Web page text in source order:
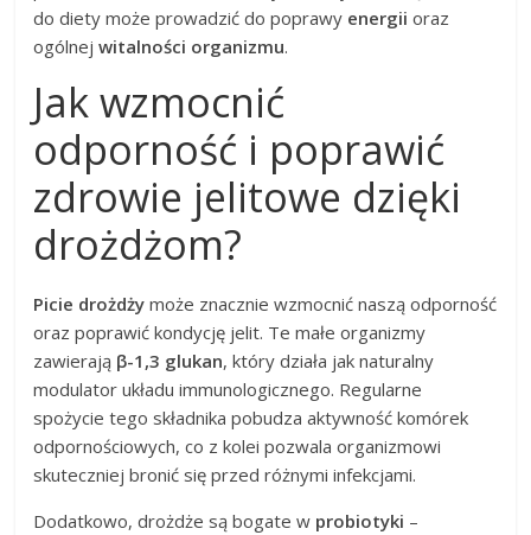
do diety może prowadzić do poprawy energii oraz
ogólnejwitalności organizmu.
Jak wzmocnić
odporność i poprawić
zdrowie jelitowe dzięki
drożdżom?
Picie drożdży może znacznie wzmocnić naszą odporność
oraz poprawić kondycję jelit. Te małe organizmy
zawierają β-1,3 glukan, który działa jak naturalny
modulator układu immunologicznego. Regularne
spożycie tego składnika pobudza aktywność komórek
odpornościowych, co z kolei pozwala organizmowi
skuteczniej bronić się przed różnymi infekcjami.
Dodatkowo, drożdże są bogate w probiotyki –